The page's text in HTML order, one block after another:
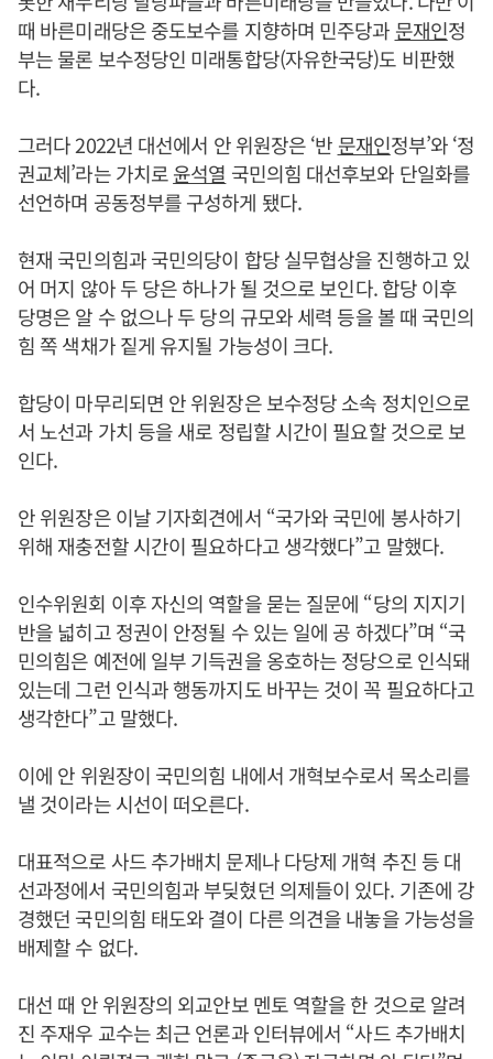
때 바른미래당은 중도보수를 지향하며 민주당과 문재인정
부는 물론 보수정당인 미래통합당(자유한국당)도 비판했
다.
그러다 2022년 대선에서 안 위원장은 ‘반 문재인정부’와 ‘정
권교체’라는 가치로윤석열 국민의힘 대선후보와 단일화를
선언하며 공동정부를 구성하게 됐다.
현재 국민의힘과 국민의당이 합당 실무협상을 진행하고 있
어 머지 않아 두 당은 하나가 될 것으로 보인다. 합당 이후
당명은 알 수 없으나 두 당의 규모와 세력 등을 볼 때 국민의
힘 쪽 색채가 짙게 유지될 가능성이 크다.
합당이 마무리되면 안 위원장은 보수정당 소속 정치인으로
서 노선과 가치 등을 새로 정립할 시간이 필요할 것으로 보
인다.
안 위원장은 이날 기자회견에서 “국가와 국민에 봉사하기
위해 재충전할 시간이 필요하다고 생각했다”고 말했다.
인수위원회 이후 자신의 역할을 묻는 질문에 “당의 지지기
반을 넓히고 정권이 안정될 수 있는 일에 공 하겠다”며 “국
민의힘은 예전에 일부 기득권을 옹호하는 정당으로 인식돼
있는데 그런 인식과 행동까지도 바꾸는 것이 꼭 필요하다고
생각한다”고 말했다.
이에 안 위원장이 국민의힘 내에서 개혁보수로서 목소리를
낼 것이라는 시선이 떠오른다.
대표적으로 사드 추가배치 문제나 다당제 개혁 추진 등 대
선과정에서 국민의힘과 부딪혔던 의제들이 있다. 기존에 강
경했던 국민의힘 태도와 결이 다른 의견을 내놓을 가능성을
배제할 수 없다.
대선 때 안 위원장의 외교안보 멘토 역할을 한 것으로 알려
진 주재우 교수는 최근 언론과 인터뷰에서 “사드 추가배치